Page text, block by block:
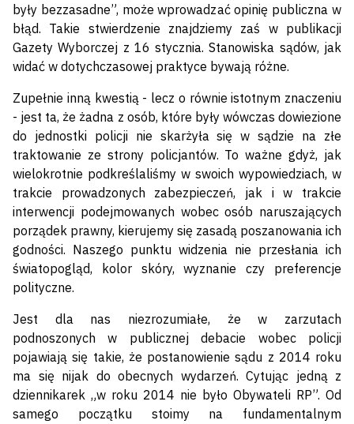
były bezzasadne”, może wprowadzać opinię publiczna w
błąd. Takie stwierdzenie znajdziemy zaś w publikacji
Gazety Wyborczej z 16 stycznia. Stanowiska sądów, jak
widać w dotychczasowej praktyce bywają różne.
Zupełnie inną kwestią - lecz o równie istotnym znaczeniu
- jest ta, że żadna z osób, które były wówczas dowiezione
do jednostki policji nie skarżyła się w sądzie na złe
traktowanie ze strony policjantów. To ważne gdyż, jak
wielokrotnie podkreślaliśmy w swoich wypowiedziach, w
trakcie prowadzonych zabezpieczeń, jak i w trakcie
interwencji podejmowanych wobec osób naruszających
porządek prawny, kierujemy się zasadą poszanowania ich
godności. Naszego punktu widzenia nie przesłania ich
światopogląd, kolor skóry, wyznanie czy preferencje
polityczne.
Jest dla nas niezrozumiałe, że w zarzutach
podnoszonych w publicznej debacie wobec policji
pojawiają się takie, że postanowienie sądu z 2014 roku
ma się nijak do obecnych wydarzeń. Cytując jedną z
dziennikarek „w roku 2014 nie było Obywateli RP”. Od
samego początku stoimy na fundamentalnym